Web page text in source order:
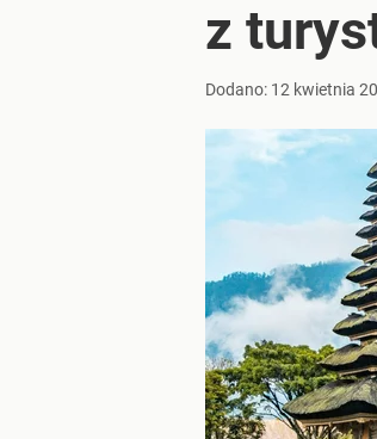
z
Dodano: 12 kwietnia